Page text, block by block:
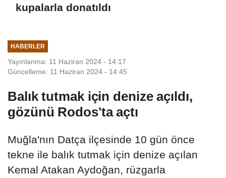
kupalarla donatıldı
HABERLER
Yayınlanma: 11 Haziran 2024 - 14:17
Güncelleme: 11 Haziran 2024 - 14:45
Balık tutmak için denize açıldı,
gözünü Rodos'ta açtı
Muğla'nın Datça ilçesinde 10 gün önce
tekne ile balık tutmak için denize açılan
Kemal Atakan Aydoğan, rüzgarla